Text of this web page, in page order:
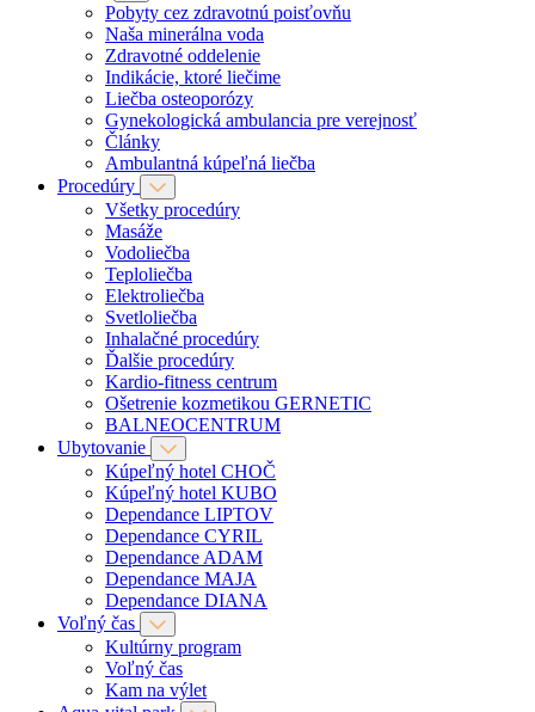
Pobyty cez zdravotnú poisťovňu
Naša minerálna voda
Zdravotné oddelenie
Indikácie, ktoré liečime
Liečba osteoporózy
Gynekologická ambulancia pre verejnosť
Články
Ambulantná kúpeľná liečba
Procedúry
Všetky procedúry
Masáže
Vodoliečba
Teploliečba
Elektroliečba
Svetloliečba
Inhalačné procedúry
Ďalšie procedúry
Kardio-fitness centrum
Ošetrenie kozmetikou GERNETIC
BALNEOCENTRUM
Ubytovanie
Kúpeľný hotel CHOČ
Kúpeľný hotel KUBO
Dependance LIPTOV
Dependance CYRIL
Dependance ADAM
Dependance MAJA
Dependance DIANA
Voľný čas
Kultúrny program
Voľný čas
Kam na výlet